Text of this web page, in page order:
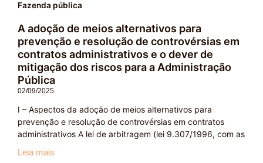
Fazenda pública
A adoção de meios alternativos para
prevenção e resolução de controvérsias em
contratos administrativos e o dever de
mitigação dos riscos para a Administração
Pública
02/09/2025
I – Aspectos da adoção de meios alternativos para
prevenção e resolução de controvérsias em contratos
administrativos A lei de arbitragem (lei 9.307/1996, com as
Leia mais
PagePage